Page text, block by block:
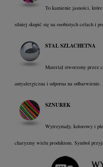
To kamienie jasności,
silniej skupić się na osobistych celach i
STAL SZLACHETNA
Materiał stworzony przez
antyalergiczna i odporna na odbarwienie.
SZNUREK
Wytrzymały, kolorowy i
charyzmy wielu produktom. Symbol